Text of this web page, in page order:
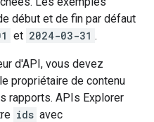
début et de fin par défaut
et 2024-03-31 .
d'API, vous devez
propriétaire de contenu
rapports. APIs Explorer
ids avec